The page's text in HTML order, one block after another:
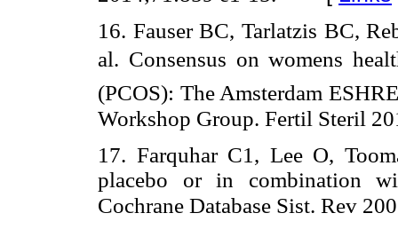
16. Fauser BC, Tarlatzis BC,
al. Consensus on womens
(PCOS): The Amsterdam
Workshop Group. Fertil Steril
17. Farquhar C1, Lee O,
placebo or in combination
Cochrane Database Sist. Rev